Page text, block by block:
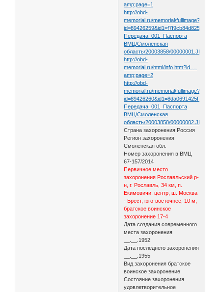
amp;page=1
http://obd-
memorial.ru/memorial/fullimage?
Передача_001_Паспорта
ВМЦ/Смоленская
область/20003858/00000001.JPG
http://obd-
memorial.ru/html/info.htm?id …
amp;page=2
http://obd-
memorial.ru/memorial/fullimage?
Передача_001_Паспорта
ВМЦ/Смоленская
область/20003858/00000002.JPG
Страна захоронения Россия
Регион захоронения
Смоленская обл.
Номер захоронения в ВМЦ
67-157/2014
Первичное место
захоронения Рославльский р-
н, г. Рославль, 34 км, п.
Екимовичи, центр, ш. Москва
- Брест, юго-восточнее, 10 м,
братское воинское
захоронение 17-4
Дата создания современного
места захоронения
__.__.1952
Дата последнего захоронения
__.__.1955
Вид захоронения братское
воинское захоронение
Состояние захоронения
удовлетворительное